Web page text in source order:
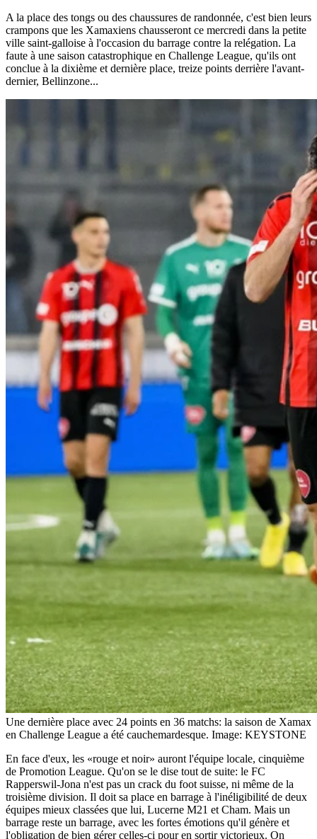
A la place des tongs ou des chaussures de randonnée, c'est bien leurs
crampons que les Xamaxiens chausseront ce mercredi dans la petite
ville saint-galloise à l'occasion du barrage contre la relégation. La
faute à une saison catastrophique en Challenge League, qu'ils ont
conclue à la dixième et dernière place, treize points derrière l'avant-
dernier, Bellinzone...
Une dernière place avec 24 points en 36 matchs: la saison de Xamax
en Challenge League a été cauchemardesque. Image: KEYSTONE
En face d'eux, les «rouge et noir» auront l'équipe locale, cinquième
de Promotion League. Qu'on se le dise tout de suite: le FC
Rapperswil-Jona n'est pas un crack du foot suisse, ni même de la
troisième division. Il doit sa place en barrage à l'inéligibilité de deux
équipes mieux classées que lui, Lucerne M21 et Cham. Mais un
barrage reste un barrage, avec les fortes émotions qu'il génère et
l'obligation de bien gérer celles-ci pour en sortir victorieux. On